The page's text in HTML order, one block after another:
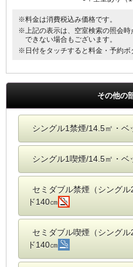
※料金は消費税込み価格です。
※上記の表示は、空室検索の照会時
できない場合もございます。
※日付をタッチすると料金・予約ボ
その他の
シングル1禁煙/14.5㎡・ベ
シングル1喫煙/14.5㎡・ベ
セミダブル禁煙（シング
ド140㎝
セミダブル喫煙（シング
ド140㎝